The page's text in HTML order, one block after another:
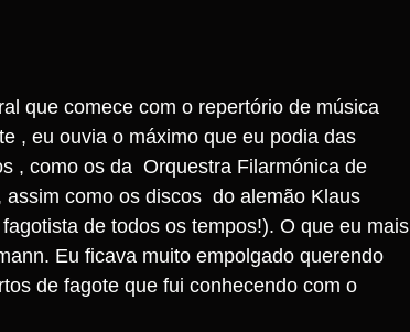
que comece com o repertório de música
, eu ouvia o máximo que eu podia das
, como os da  Orquestra Filarmónica de
como os discos  do alemão Klaus
de todos os tempos!). O que eu mais
Eu ficava muito empolgado querendo
de fagote que fui conhecendo com o